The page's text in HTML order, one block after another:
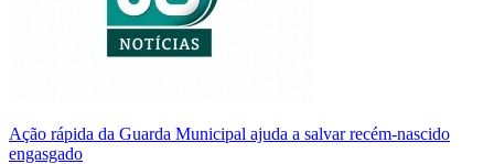
Ação rápida da Guarda Municipal ajuda a salvar recém-nascido
engasgado